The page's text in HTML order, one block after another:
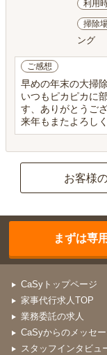
利用
掃除
ング
ご感想
早めの年末の大掃
いつもピカピカに
す、ありがとうご
来年もまたよろし
お客様
まずは専
CaSyトップページ
家事代行求人TOP
業務委託の求人
CaSyからのメッセ
スタッフインタビュ